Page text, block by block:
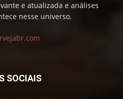
e atualizada e análises
nesse universo.
SOCIAIS